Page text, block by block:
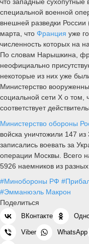
специальной военной
внешней разведки
марта, что Франция уже
численность которых на
По словам Нарышкина,
неофициально
некоторые из них уже
Министерство
социальной сети X о
соответствует
Министерство обороны
войска уничтожили 147
записались воевать за
операции Москвы. Всего
5926 наемников из разных
#Минобороны РФ
#Эмманюэль Макрон
Поделиться
ВКонтакте
Viber WhatsApp